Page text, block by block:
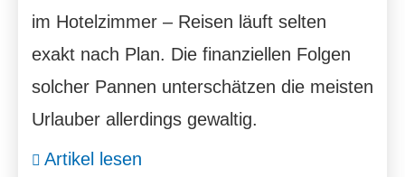
im Hotelzimmer – Reisen läuft selten
exakt nach Plan. Die finanziellen Folgen
solcher Pannen unterschätzen die meisten
Urlauber allerdings gewaltig.
Artikel lesen